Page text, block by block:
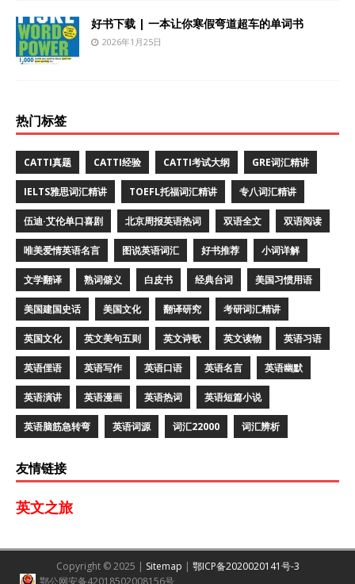
好书下载 | 一本让你寒假弯道超车的单词书
2026年1月25日
热门标签
CATTI真题 CATTI经验 CATTI考试大纲 GRE词汇精讲
IELTS雅思词汇精讲 TOEFL托福词汇精讲 专八词汇精讲
伍迪·艾伦单口喜剧 北京周报英语热词 双语全文 双语阅读
唯美爱情英语名言 图说英语词汇 好书推荐 小词详解
文学翻译 熟词僻义 白皮书 经典台词 美国习惯用语
美国建国史话 美国文化 翻译研究 考研词汇精讲
英国文化 英文美句五则 英文诗歌 英文读物 英语习语
英语俚语 英语写作 英语口语 英语名言 英语幽默
英语演讲 英语漫画 英语热词 英语短篇小说
英语脑筋急转弯 英语词源 词汇22000 词汇辨析
友情链接
英文之旅
Copyright © 2025 | Sitemap | 鄂ICP备2020020141号-3
鄂公网安备42018502008156号